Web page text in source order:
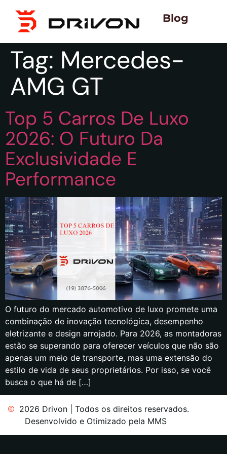
Blog
Tag: Mercedes-
AMG GT
Top 5 Carros De Luxo
2026: O Futuro Da
Exclusividade E
Performance
O futuro do mercado automotivo de luxo promete uma
combinação de inovação tecnológica, desempenho
eletrizante e design arrojado. Para 2026, as montadoras
estão se superando para oferecer veículos que não são
apenas um meio de transporte, mas uma extensão do
estilo de vida de seus proprietários. Por isso, se você
busca o que há de […]
2026 Drivon | Todos os direitos reservados.
Desenvolvido e Otimizado pela MMS